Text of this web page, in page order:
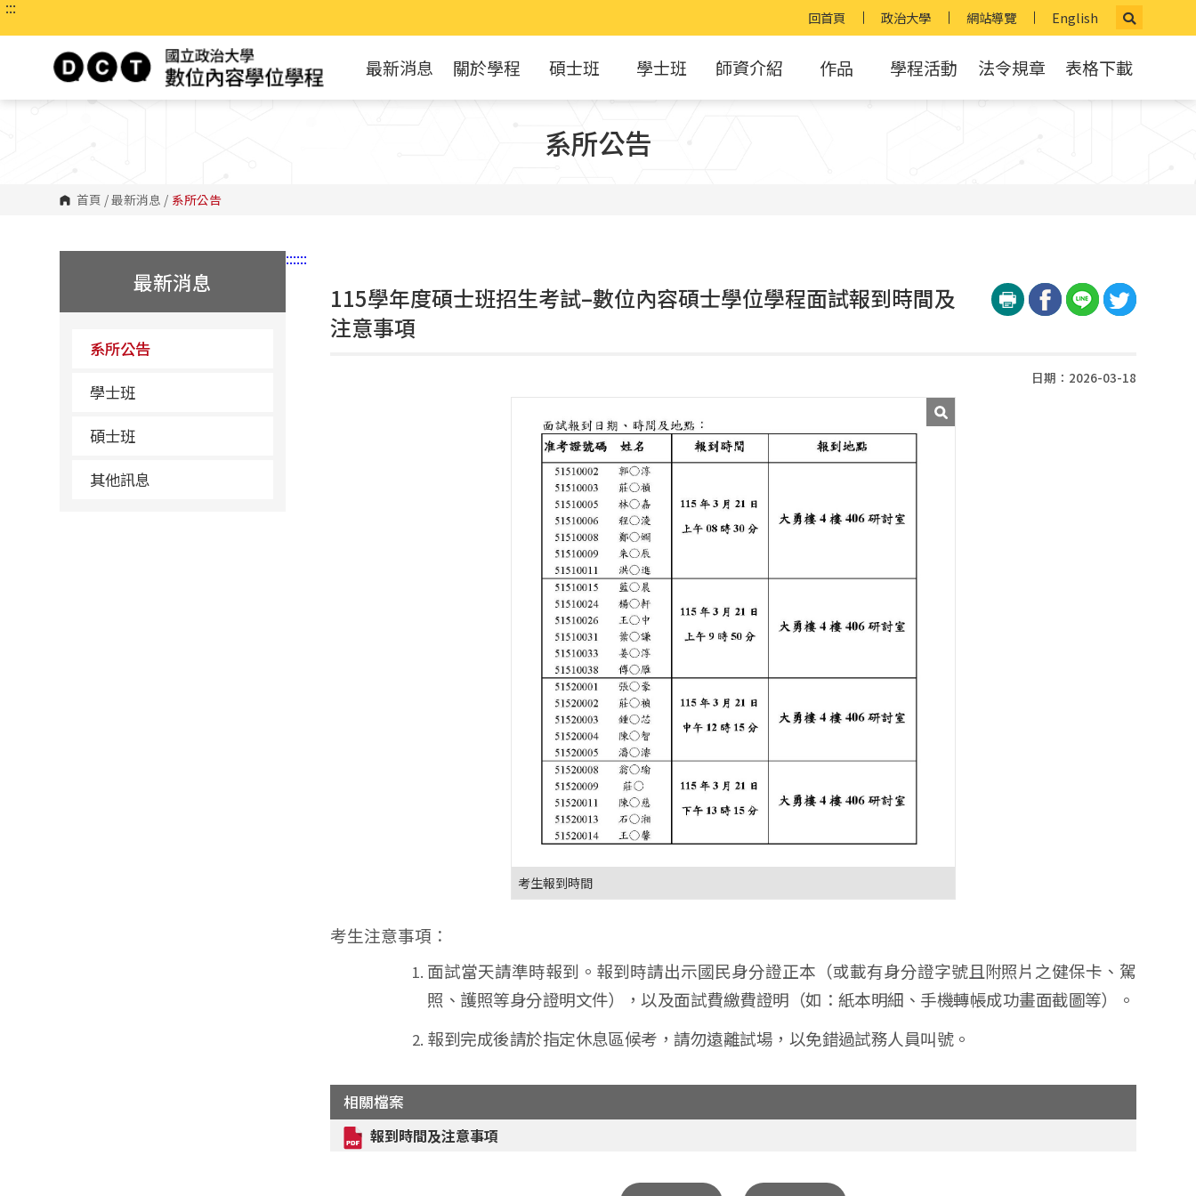
跳
主
區
::: 回首頁 政治大學 網站導覽 English
最新消息 關於學程 碩士班 學士班 師資介紹 作品 學程活動 法令規章 表格下載
系所公告
首頁 /最新消息 / 系所公告
:::
最新消息
系所公告
學士班
碩士班
其他訊息
:::
115學年度碩士班招生考試–數位內容碩士學位學程面試報到時間及
注意事項
日期：2026-03-18
考生報到時間
考生注意事項：
面試當天請準時報到。報到時請出示國民身分證正本（或載有身分證字號且附照片之健保卡、駕
照、護照等身分證明文件），以及面試費繳費證明（如：紙本明細、手機轉帳成功畫面截圖等）。
報到完成後請於指定休息區候考，請勿遠離試場，以免錯過試務人員叫號。
相關檔案
報到時間及注意事項